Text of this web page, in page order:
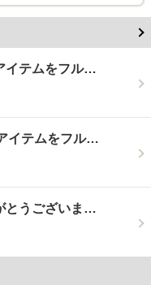
イテムをフル…
イテムをフル…
とうございま…